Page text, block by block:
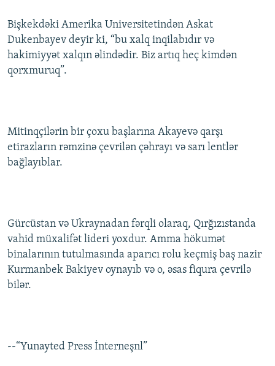
AZADLIQRADIOSU MOBIL TELEFONUNUZDA
BIZIMLƏ ƏLAQƏ
XƏBƏR BÜLLETENLƏRIMIZ
RFE/RL-in bütün saytları
Bişkekdəki Amerika Universitetindən Askat
Dukenbayev deyir ki, “bu xalq inqilabıdır və
hakimiyyət xalqın əlindədir. Biz artıq heç kimdən
qorxmuruq”.
Mitinqçilərin bir çoxu başlarına Akayevə qarşı
etirazların rəmzinə çevrilən çəhrayı və sarı lentlər
bağlayıblar.
Gürcüstan və Ukraynadan fərqli olaraq, Qırğızıstanda
vahid müxalifət lideri yoxdur. Amma hökumət
binalarının tutulmasında aparıcı rolu keçmiş baş nazir
Kurmanbek Bakiyev oynayıb və o, əsas fiqura çevrilə
bilər.
--“Yunayted Press İnterneşnl”